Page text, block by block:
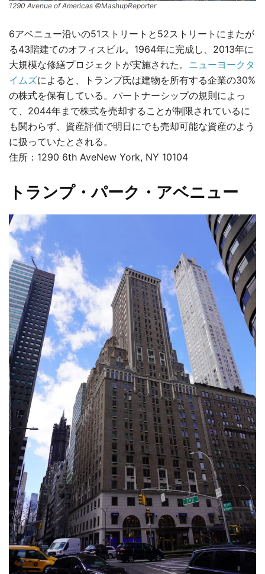
1290 Avenue of Americas ©MashupReporter
6アベニュー沿いの51ストリートと52ストリートにまたが
る43階建てのオフィスビル。1964年に完成し、2013年に
大規模な修繕プロジェクトが実施された。 ニューヨークタ
イムズによると、トランプ氏は建物を所有する企業の30%
の株式を保有している。パートナーシップの規則によっ
て、2044年まで株式を売却することが制限されているに
も関わらず、資産評価で明日にでも売却可能な資産のよう
に扱っていたとされる。
住所：1290 6th AveNew York, NY 10104
トランプ・パーク・アベニュー